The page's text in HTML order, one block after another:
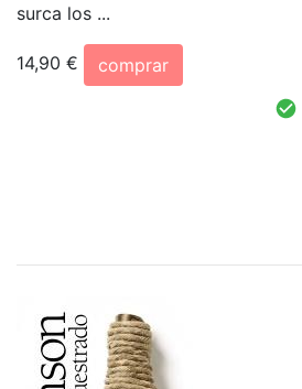
surca los ...
14,90 €
comprar